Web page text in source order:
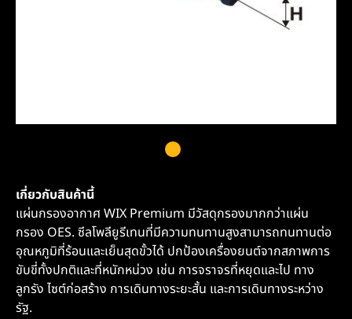
เกี่ยวกับสินค้านี้
แผ่นกรองอากาศ WIX Premium มีวัสดุกรองมากกว่าแผ่น
กรอง OES. ซีลโพลียูรีเทนที่มีความทนทานสูงสามารถทนทานต่อ
อุณหภูมิที่ร้อนและเย็นสุดขั้วได้ ปกป้องเครื่องยนต์จากสภาพการ
ขับขี่ทั้งปกติและที่หนักหน่วง เช่น การจราจรที่หยุดและไป ทาง
ลูกรัง ไซต์ก่อสร้าง การเดินทางระยะสั้น และการเดินทางระหว่าง
รัฐ.